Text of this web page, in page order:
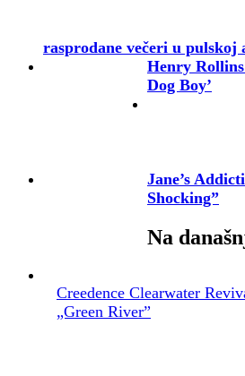
rasprodane večeri u pulskoj
Henry
Dog Boy’
Jane’s
Shocking”
Na
Creedence Clearwater
„Green River”